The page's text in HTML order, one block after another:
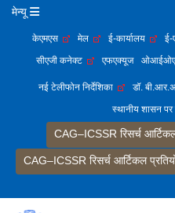
मेन्यू
केएमएस मेल ई-कार्यालय ई-
सीएजी कनेक्ट
एफएक्यूज
नई टेलीफोन निर्देशिका डॉ.
स्थानीय शासन पर
CAG–ICSSR रिसर्च आर्टिकल
CAG–ICSSR रिसर्च आर्टिकल